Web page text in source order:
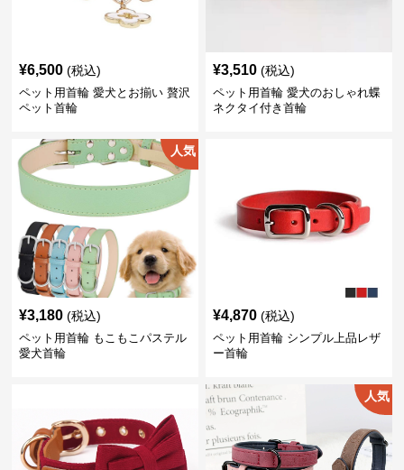
¥6,500 (税込)
ペット用首輪 愛犬とお揃い 贅沢
ペット首輪
¥3,510 (税込)
ペット用首輪 愛犬のおしゃれ蝶
ネクタイ付き首輪
人気
¥3,180 (税込)
ペット用首輪 もこもこパステル
愛犬首輪
¥4,870 (税込)
ペット用首輪 シンプル上品レザ
ー首輪
人気